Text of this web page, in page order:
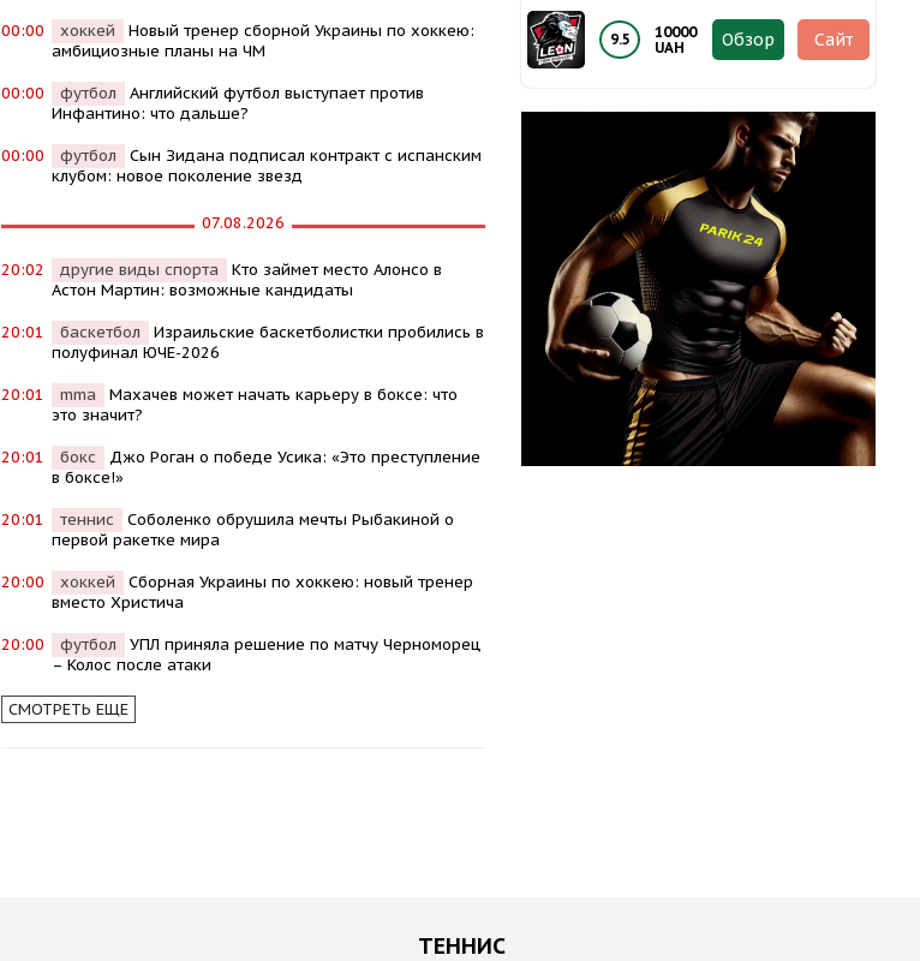
00:00 хоккей
Новый тренер сборной Украины по хоккею:
амбициозные планы на ЧМ
00:00 футбол
Английский футбол выступает против
Инфантино: что дальше?
00:00 футбол
Сын Зидана подписал контракт с испанским
клубом: новое поколение звезд
07.08.2026
20:02 другие виды спорта
Кто займет место Алонсо в
Астон Мартин: возможные кандидаты
20:01 баскетбол
Израильские баскетболистки пробились в
полуфинал ЮЧЕ-2026
20:01 mma
Махачев может начать карьеру в боксе: что
это значит?
20:01 бокс
Джо Роган о победе Усика: «Это преступление
в боксе!»
20:01 теннис
Соболенко обрушила мечты Рыбакиной о
первой ракетке мира
20:00 хоккей
Сборная Украины по хоккею: новый тренер
вместо Христича
20:00 футбол
УПЛ приняла решение по матчу Черноморец
– Колос после атаки
СМОТРЕТЬ ЕЩЕ
9.5
10000
UAH
Обзор Сайт
ТЕННИС